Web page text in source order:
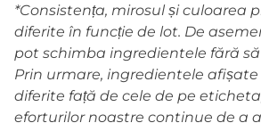
*Consistența, mirosul și culoarea
diferite în funcție de lot. De
pot schimba ingredientele fără să
Prin urmare, ingredientele
diferite față de cele de pe
eforturilor noastre continue de a